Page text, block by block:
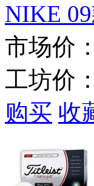
NIKE
市场价：
工坊价：
购买 收